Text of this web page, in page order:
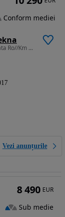
1461 cm3 • 110 CP • Tekna//Revizie Gratuita//Nerulata Ro//Km Certificati//Garantie
Vezi anunțurile
Conform mediei
8 490 EUR
Sub medie